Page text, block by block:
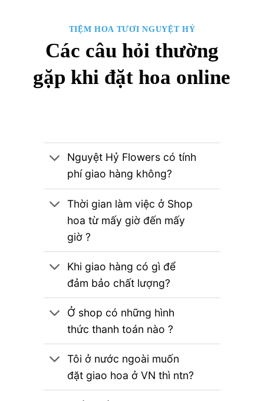
TIỆM HOA TƯƠI NGUYỆT HỶ
Các câu hỏi thường
gặp khi đặt hoa online
Nguyệt Hỷ Flowers có tính
phí giao hàng không?
Thời gian làm việc ở Shop
hoa từ mấy giờ đến mấy
giờ ?
Khi giao hàng có gì để
đảm bảo chất lượng?
Ở shop có những hình
thức thanh toán nào ?
Tôi ở nước ngoài muốn
đặt giao hoa ở VN thì ntn?